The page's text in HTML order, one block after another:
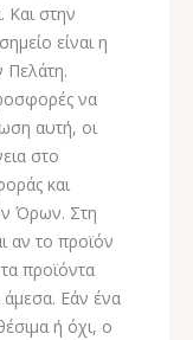
Και στην
είναι η
Πελάτη.
να
αυτή, οι
στο
και
Όρων. Στη
αν το προϊόν
προϊόντα
άμεσα. Εάν ένα
ή όχι, ο